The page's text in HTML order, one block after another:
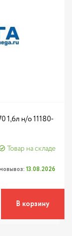
1,6л н/о 11180-
Товар на складе
13.08.2026
В корзину